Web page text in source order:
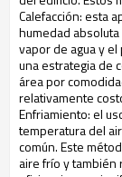
Calefacción: esta
humedad absoluta
vapor de agua y
una estrategia de
área por
relativamente
Enfriamiento: el
temperatura del
común. Este
aire frío y también